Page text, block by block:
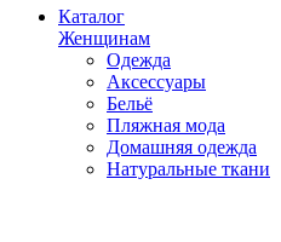
Каталог
Женщинам
Одежда
Аксессуары
Бельё
Пляжная мода
Домашняя одежда
Натуральные ткани